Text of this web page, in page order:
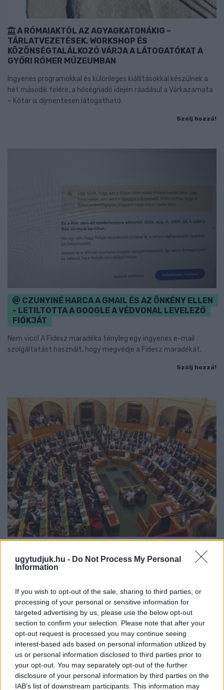
ugytudjuk.hu - Do Not Process My Personal
Information
If you wish to opt-out of the sale, sharing to third parties, or
processing of your personal or sensitive information for
targeted advertising by us, please use the below opt-out
section to confirm your selection. Please note that after your
opt-out request is processed you may continue seeing
interest-based ads based on personal information utilized by
us or personal information disclosed to third parties prior to
your opt-out. You may separately opt-out of the further
disclosure of your personal information by third parties on the
IAB’s list of downstream participants. This information may
A RÓMAIAKTÓL AZ AGYAGKATONÁKIG –
TÁRLATVEZETÉSEK, WORKSHOP ÉS
KÖZÖNSÉGTALÁLKOZÓ VÁRJA A LÁTOGATÓKAT A
GYŐRI RÓMER MÚZEUMBAN
Ingyenes programokkal és különleges kiállításokkal készülnek a
hét második felére, a hőségriadó idején ráadásul a Várkazamata
– Kőtár is díjmentesen látogatható.
Szólj hozzá!
CZUNYINÉ HARCA A GMAIL ÉS AZ ÖNKÉNY ELLEN
- LETILTOTTA A GOOGLE A VÉDVONAL LEVELEZŐ
FIÓKJÁT
Nem vicc! A Fidesz maradéka tényleg egy ingyenes e-mail
szolgáltatást használt, hogy megvédje a Fidesz maradékát.
Szólj hozzá!
ORSZÁGGYŰLÉS MAGYARORSZÁG ÚJ
KÖZTÁRSASÁGI ELNÖKÉT
A TISZA Párt frakciója kezdeményezte az államfőválasztás
augusztus 11-re való kitűzését - a kormánypárti jelölt személye
ugyanakkor egyelőre nem ismert.
Szólj hozzá!